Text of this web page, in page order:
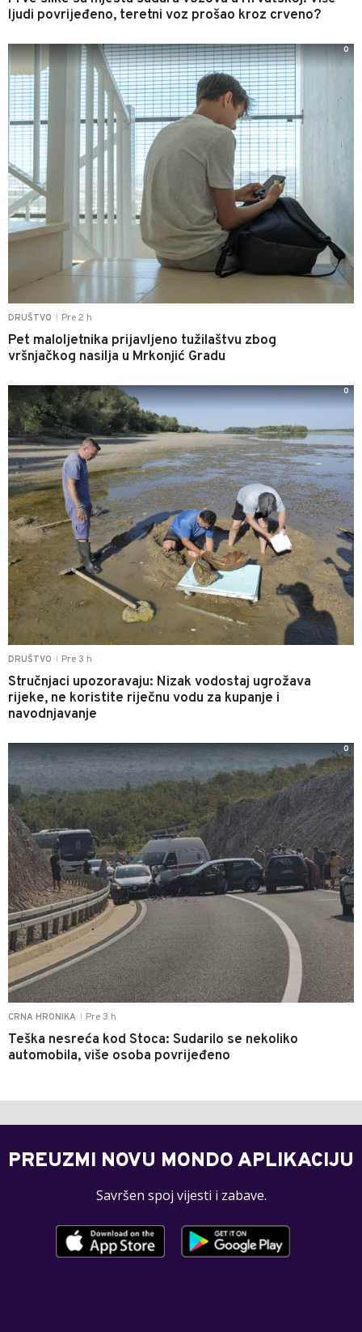
ljudi povrijeđeno, teretni voz prošao kroz crveno?
DRUŠTVO Pre 2 h
Pet maloljetnika prijavljeno tužilaštvu zbog
vršnjačkog nasilja u Mrkonjić Gradu
0
DRUŠTVO Pre 3 h
Stručnjaci upozoravaju: Nizak vodostaj ugrožava
rijeke, ne koristite riječnu vodu za kupanje i
navodnjavanje
0
CRNA HRONIKA Pre 3 h
Teška nesreća kod Stoca: Sudarilo se nekoliko
automobila, više osoba povrijeđeno
0
PREUZMI NOVU MONDO APLIKACIJU
Savršen spoj vijesti i zabave.